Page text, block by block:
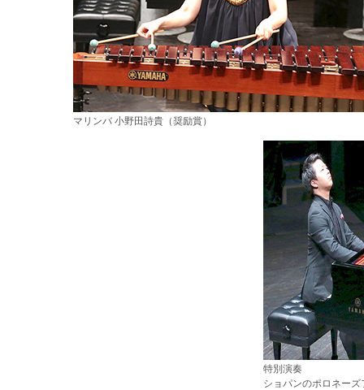
マリンバ 小野田詩貴（奨励賞）
特別演奏
ショパンのポロネー